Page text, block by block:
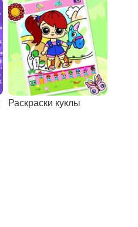
Раскраски куклы